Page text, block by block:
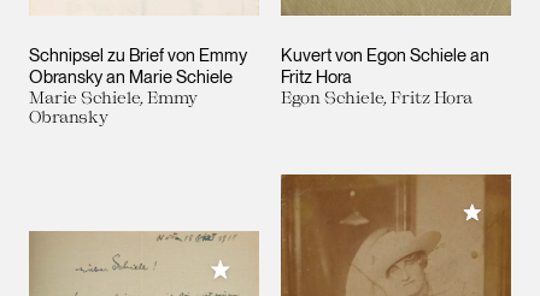
Schnipsel zu Brief von Emmy
Obransky an Marie Schiele
Marie Schiele, Emmy
Obransky
Kuvert von Egon Schiele an
Fritz Hora
Egon Schiele, Fritz Hora
Meiner Sammlung hinzufügen
Meiner